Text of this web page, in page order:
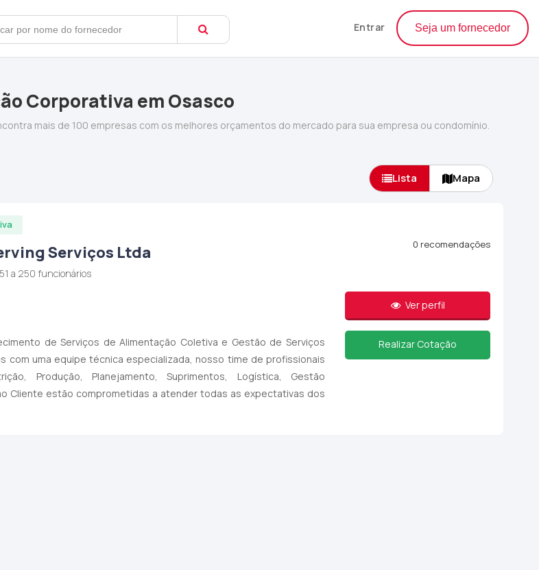
Entrar Seja um fornecedor
Corporativa em Osasco
mais de 100 empresas com os melhores orçamentos do mercado para sua empresa ou condomínio.
Lista Mapa
Serviços Ltda
a 250 funcionários
de Serviços de Alimentação Coletiva e Gestão de Serviços
com uma equipe técnica especializada, nosso time de profissionais
Produção, Planejamento, Suprimentos, Logística, Gestão
Cliente estão comprometidas a atender todas as expectativas dos
0 recomendações
Ver perfil
Realizar Cotação